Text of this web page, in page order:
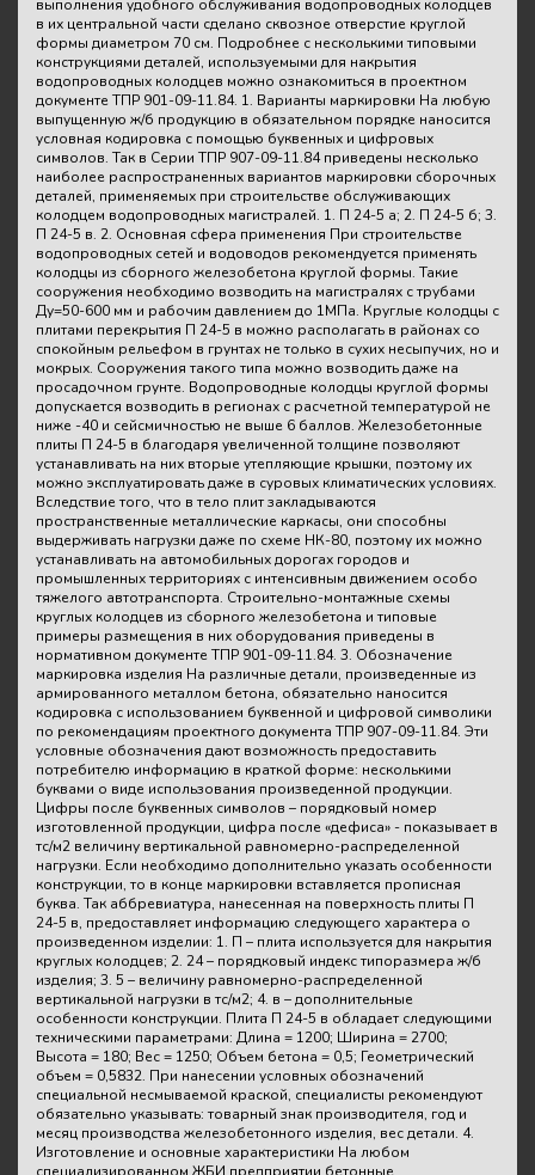
выполнения удобного обслуживания водопроводных колодцев
в их центральной части сделано сквозное отверстие круглой
формы диаметром 70 см. Подробнее с несколькими типовыми
конструкциями деталей, используемыми для накрытия
водопроводных колодцев можно ознакомиться в проектном
документе ТПР 901-09-11.84. 1. Варианты маркировки На любую
выпущенную ж/б продукцию в обязательном порядке наносится
условная кодировка с помощью буквенных и цифровых
символов. Так в Серии ТПР 907-09-11.84 приведены несколько
наиболее распространенных вариантов маркировки сборочных
деталей, применяемых при строительстве обслуживающих
колодцем водопроводных магистралей. 1. П 24-5 а; 2. П 24-5 б; 3.
П 24-5 в. 2. Основная сфера применения При строительстве
водопроводных сетей и водоводов рекомендуется применять
колодцы из сборного железобетона круглой формы. Такие
сооружения необходимо возводить на магистралях с трубами
Ду=50-600 мм и рабочим давлением до 1МПа. Круглые колодцы с
плитами перекрытия П 24-5 в можно располагать в районах со
спокойным рельефом в грунтах не только в сухих несыпучих, но и
мокрых. Сооружения такого типа можно возводить даже на
просадочном грунте. Водопроводные колодцы круглой формы
допускается возводить в регионах с расчетной температурой не
ниже -40 и сейсмичностью не выше 6 баллов. Железобетонные
плиты П 24-5 в благодаря увеличенной толщине позволяют
устанавливать на них вторые утепляющие крышки, поэтому их
можно эксплуатировать даже в суровых климатических условиях.
Вследствие того, что в тело плит закладываются
пространственные металлические каркасы, они способны
выдерживать нагрузки даже по схеме НК-80, поэтому их можно
устанавливать на автомобильных дорогах городов и
промышленных территориях с интенсивным движением особо
тяжелого автотранспорта. Строительно-монтажные схемы
круглых колодцев из сборного железобетона и типовые
примеры размещения в них оборудования приведены в
нормативном документе ТПР 901-09-11.84. 3. Обозначение
маркировка изделия На различные детали, произведенные из
армированного металлом бетона, обязательно наносится
кодировка с использованием буквенной и цифровой символики
по рекомендациям проектного документа ТПР 907-09-11.84. Эти
условные обозначения дают возможность предоставить
потребителю информацию в краткой форме: несколькими
буквами о виде использования произведенной продукции.
Цифры после буквенных символов – порядковый номер
изготовленной продукции, цифра после «дефиса» - показывает в
тс/м2 величину вертикальной равномерно-распределенной
нагрузки. Если необходимо дополнительно указать особенности
конструкции, то в конце маркировки вставляется прописная
буква. Так аббревиатура, нанесенная на поверхность плиты П
24-5 в, предоставляет информацию следующего характера о
произведенном изделии: 1. П – плита используется для накрытия
круглых колодцев; 2. 24 – порядковый индекс типоразмера ж/б
изделия; 3. 5 – величину равномерно-распределенной
вертикальной нагрузки в тс/м2; 4. в – дополнительные
особенности конструкции. Плита П 24-5 в обладает следующими
техническими параметрами: Длина = 1200; Ширина = 2700;
Высота = 180; Вес = 1250; Объем бетона = 0,5; Геометрический
объем = 0,5832. При нанесении условных обозначений
специальной несмываемой краской, специалисты рекомендуют
обязательно указывать: товарный знак производителя, год и
месяц производства железобетонного изделия, вес детали. 4.
Изготовление и основные характеристики На любом